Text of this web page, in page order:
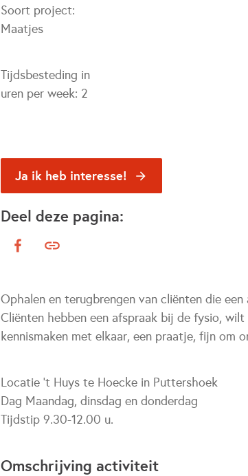
Soort project:
Maatjes
Tijdsbesteding in
uren per week: 2
Ja ik heb interesse!
Deel deze pagina:
Ophalen en terugbrengen van cliënten die
Cliënten hebben een afspraak bij de fysio,
kennismaken met elkaar, een praatje, fijn om
Locatie ’t Huys te Hoecke in Puttershoek
Dag Maandag, dinsdag en donderdag
Tijdstip 9.30-12.00 u.
Omschrijving activiteit